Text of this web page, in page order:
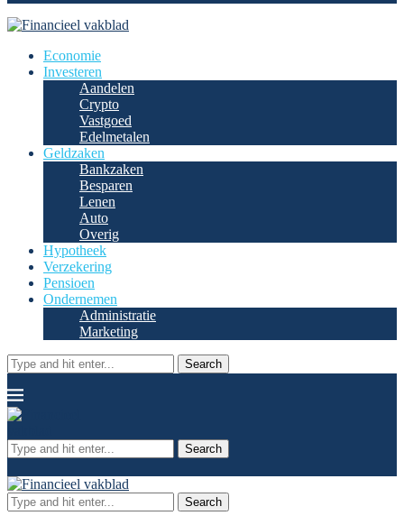
Economie
Investeren
Aandelen
Crypto
Vastgoed
Edelmetalen
Geldzaken
Bankzaken
Besparen
Lenen
Auto
Overig
Hypotheek
Verzekering
Pensioen
Ondernemen
Administratie
Marketing
Search
Search
Search